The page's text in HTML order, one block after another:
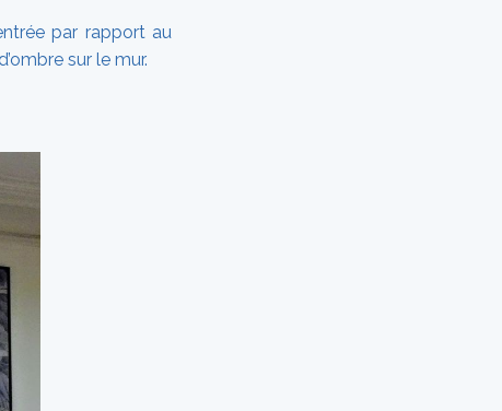
par rapport au
sur le mur.